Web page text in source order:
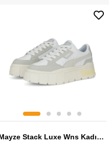
Mayze Stack Luxe Wns Kadın Sneaker